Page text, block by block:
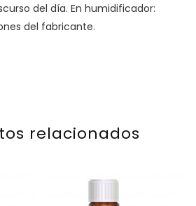
del día. En humidificador:
del fabricante.
relacionados